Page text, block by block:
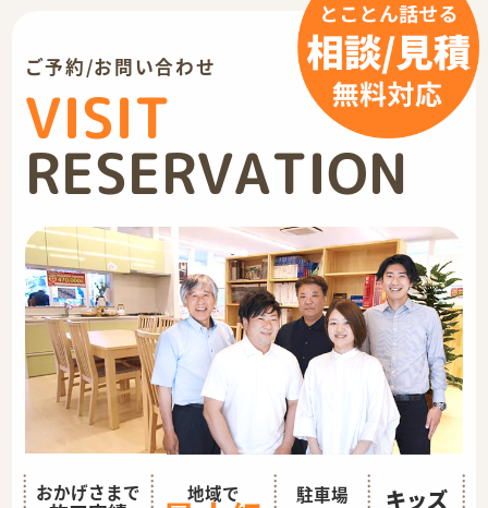
ご予約/お問い合わせ
VISIT
RESERVATION
おかげさまで 地域で 駐車場 キッズ